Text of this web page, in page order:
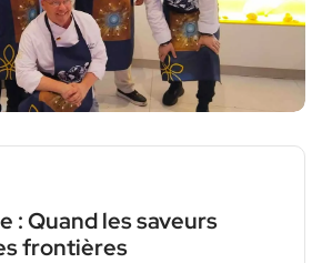
: Quand les saveurs
frontières